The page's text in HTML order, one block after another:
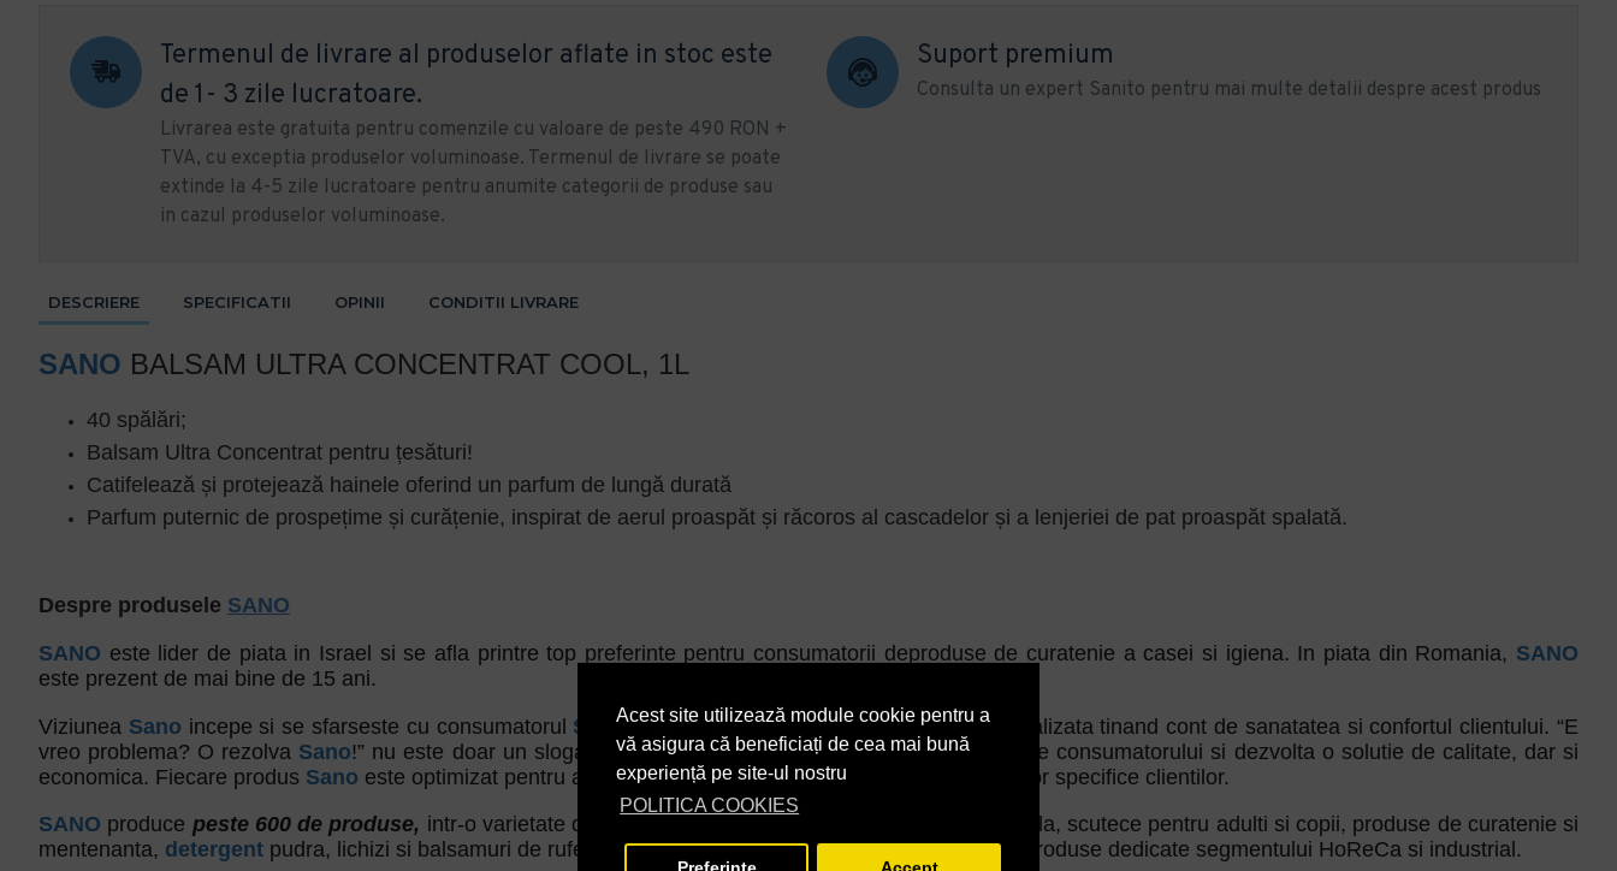
Acest site utilizează module cookie pentru a
vă asigura că beneficiați de cea mai bună
experiență pe site-ul nostru
POLITICA COOKIES
Preferinte Accept
Termenul de livrare al produselor aflate in stoc este
de 1- 3 zile lucratoare.
Livrarea este gratuita pentru comenzile cu valoare de peste 490 RON +
TVA, cu exceptia produselor voluminoase. Termenul de livrare se poate
extinde la 4-5 zile lucratoare pentru anumite categorii de produse sau
in cazul produselor voluminoase.
Suport premium
Consulta un expert Sanito pentru mai multe detalii despre acest produs
DESCRIERE SPECIFICATII OPINII CONDITII LIVRARE
SANO BALSAM ULTRA CONCENTRAT COOL, 1L
40 spălări;
Balsam Ultra Concentrat pentru țesături!
Catifelează și protejează hainele oferind un parfum de lungă durată
Parfum puternic de prospețime și curățenie, inspirat de aerul proaspăt și răcoros al cascadelor și a lenjeriei de pat proaspăt spalată.
Despre produsele SANO
SANO este lider de piata in Israel si se afla printre top preferinte pentru consumatorii deproduse de curatenie a casei si igiena. In piata din Romania, SANO
este prezent de mai bine de 15 ani.
Viziunea Sano incepe si se sfarseste cu consumatorul Sanoloial. Fiecare idee de produs nou este analizata tinand cont de sanatatea si confortul clientului. “E
vreo problema? O rezolva Sano!” nu este doar un slogan, ci un stil de viata.Sanoidentifica problemele consumatorului si dezvolta o solutie de calitate, dar si
economica. Fiecare produs Sano este optimizat pentru a fi potrivit stilului de viata, nevoilor si preferintelor specifice clientilor.
SANO produce peste 600 de produse, intr-o varietate de categorii: articole de toaleta si igiena personala, scutece pentru adulti si copii, produse de curatenie si
mentenanta, detergent pudra, lichizi si balsamuri de rufe, insecticide si pesticide, produse din hartie si produse dedicate segmentului HoReCa si industrial.